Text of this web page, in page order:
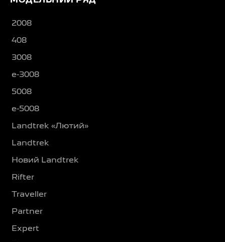
2008
408
3008
e-3008
5008
e-5008
Landtrek «Лютий»
Landtrek
Новий Landtrek
Rifter
Traveller
Partner
Expert